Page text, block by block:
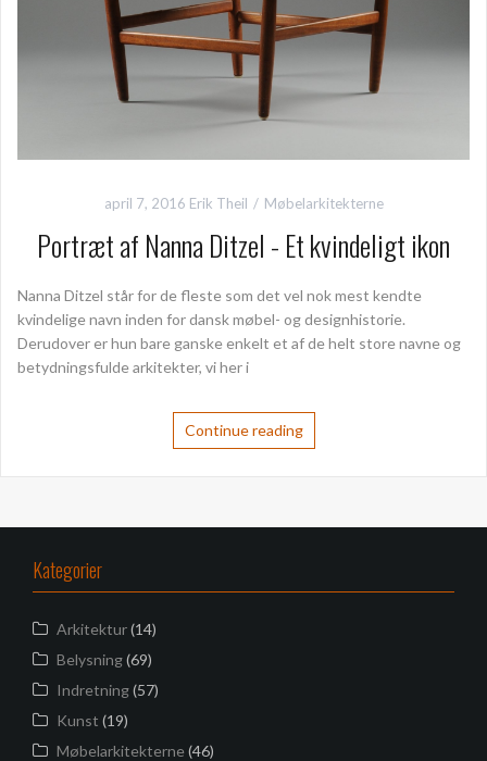
april 7, 2016 Erik Theil Møbelarkitekterne
Portræt af Nanna Ditzel - Et kvindeligt ikon
Nanna Ditzel står for de fleste som det vel nok mest kendte
kvindelige navn inden for dansk møbel- og designhistorie.
Derudover er hun bare ganske enkelt et af de helt store navne og
betydningsfulde arkitekter, vi her i
Continue reading
Kategorier
Arkitektur(14)
Belysning(69)
Indretning(57)
Kunst (19)
Møbelarkitekterne (46)